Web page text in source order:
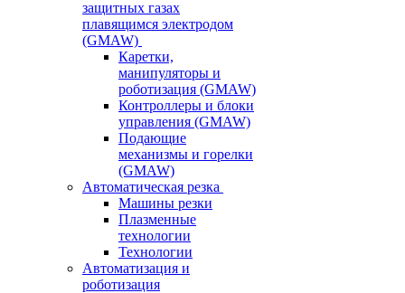
защитных газах
плавящимся электродом
(GMAW)
Каретки,
манипуляторы и
роботизация (GMAW)
Контроллеры и блоки
управления (GMAW)
Подающие
механизмы и горелки
(GMAW)
Автоматическая резка
Машины резки
Плазменные
технологии
Технологии
Автоматизация и
роботизация